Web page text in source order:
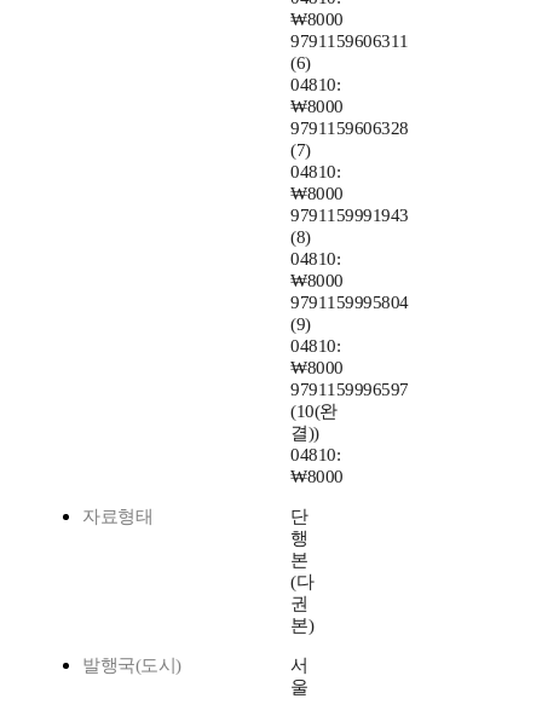
₩8000
9791159606311
(6)
04810:
₩8000
9791159606328
(7)
04810:
₩8000
9791159991943
(8)
04810:
₩8000
9791159995804
(9)
04810:
₩8000
9791159996597
(10(완
결))
04810:
₩8000
자료형태
단
행
본
(다
권
본)
발행국(도시)
서
울